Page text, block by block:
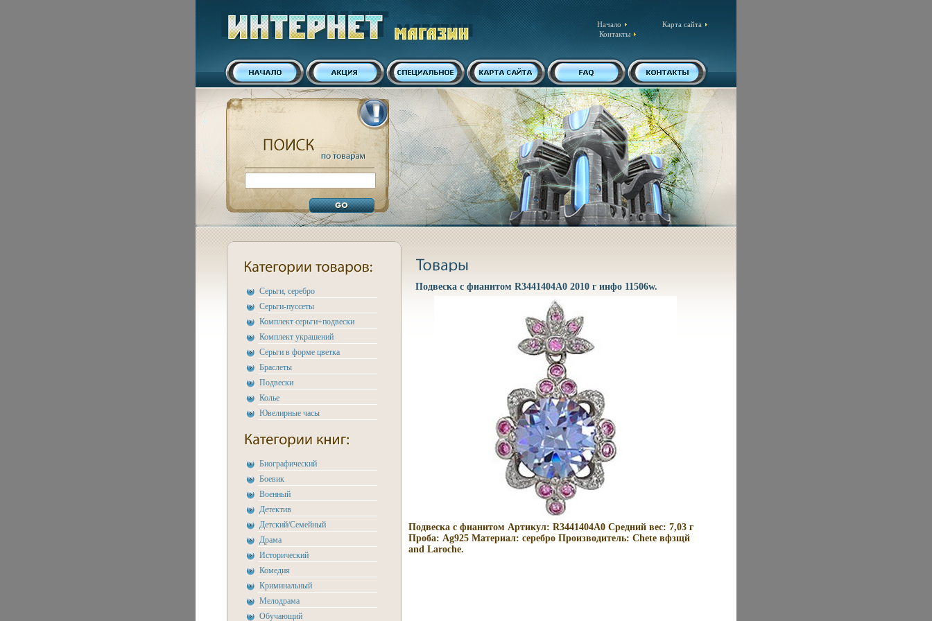
Начало
Карта сайта
Контакты
Серьги, серебро
Серьги-пуссеты
Комплект серьги+подвески
Комплект украшений
Серьги в форме цветка
Браслеты
Подвески
Колье
Ювелирные часы
Биографический
Боевик
Военный
Детектив
Детский/Семейный
Драма
Исторический
Комедия
Криминальный
Мелодрама
Обучающий
Подвеска с фианитом R3441404A0 2010 г инфо 11506w.
Подвеска с фианитом Артикул: R3441404A0 Средний вес: 7,03 г
Проба: Ag925 Материал: серебро Производитель: Chete вфзщй
and Laroche.